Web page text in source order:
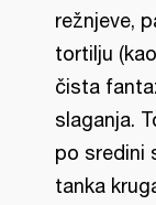
režnjeve,
tortilju
čista
slaganja.
po sredini
tanka